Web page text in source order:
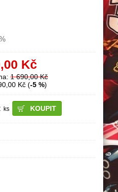
Kč
1 690,00 Kč
Kč (-5 %)
ks